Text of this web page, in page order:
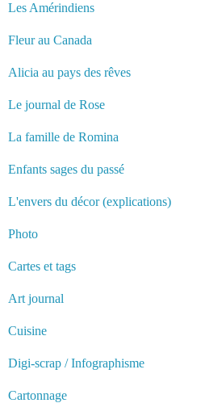
Les Amérindiens
Fleur au Canada
Alicia au pays des rêves
Le journal de Rose
La famille de Romina
Enfants sages du passé
L'envers du décor (explications)
Photo
Cartes et tags
Art journal
Cuisine
Digi-scrap / Infographisme
Cartonnage